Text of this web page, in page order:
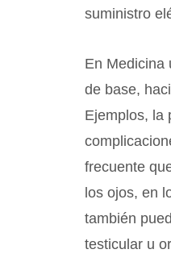
suministro
En Medicina
de base,
Ejemplos, la
frecuente
los ojos, en
también
testicular u